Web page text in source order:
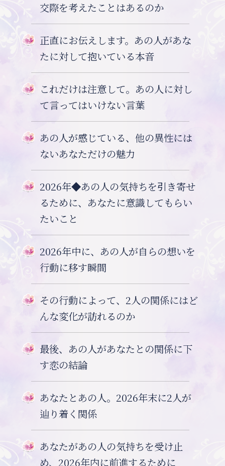
交際を考えたことはあるのか
正直にお伝えします。あの人があな
たに対して抱いている本音
これだけは注意して。あの人に対し
て言ってはいけない言葉
あの人が感じている、他の異性には
ないあなただけの魅力
2026年◆あの人の気持ちを引き寄せ
るために、あなたに意識してもらい
たいこと
2026年中に、あの人が自らの想いを
行動に移す瞬間
その行動によって、2人の関係にはど
んな変化が訪れるのか
最後、あの人があなたとの関係に下
す恋の結論
あなたとあの人。2026年末に2人が
辿り着く関係
あなたがあの人の気持ちを受け止
め、2026年内に前進するために